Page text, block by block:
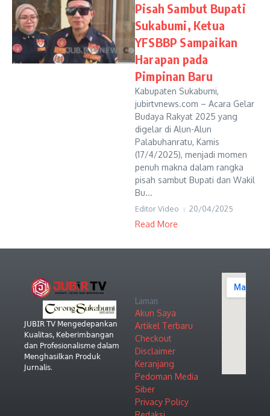
Pisah Sambut Bupati
Sukabumi, Ketua
YFSBBP Sampaikan
Harapan pada
Pimpinan Baru
Kabupaten Sukabumi,
jubirtvnews.com – Acara Gelar
Budaya Rakyat 2025 yang
digelar di Alun-Alun
Palabuhanratu, Kamis
(17/4/2025), menjadi momen
penuh makna dalam rangka
pisah sambut Bupati dan Wakil
Bu...
Editor Video 20/04/2025
Read More
𝖩𝖴𝖡𝖨𝖱 𝖳𝖵 𝖬𝖾𝗇𝗀𝖾𝖽𝖾𝗉𝖺𝗇𝗄𝖺𝗇
𝖪𝗎𝖺𝗅𝗂𝗍𝖺𝗌, 𝖪𝖾𝖻𝖾𝗋𝗂𝗆𝖻𝖺𝗇𝗀𝖺𝗇
𝖽𝖺𝗇 𝖯𝗋𝗈𝖿𝖾𝗌𝗂𝗈𝗇𝖺𝗅𝗂𝗌𝗆𝖾 𝖽𝖺𝗅𝖺𝗆
𝖬𝖾𝗇𝗀𝗁𝖺𝗌𝗂𝗅𝗄𝖺𝗇 𝖯𝗋𝗈𝖽𝗎𝗄
𝖩𝗎𝗋𝗇𝖺𝗅𝗂𝗌.
Laman
Akun Saya
Artikel Terbaru
Checkout
Disclaimer
Keranjang
Pedoman Media
Siber
Privacy Policy